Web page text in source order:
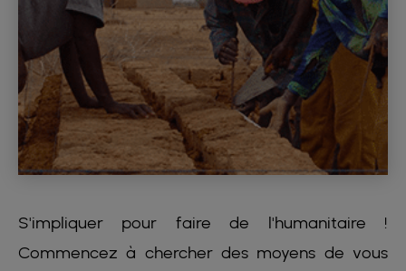
S'impliquer pour faire de l'humanitaire !
Commencez à chercher des moyens de vous